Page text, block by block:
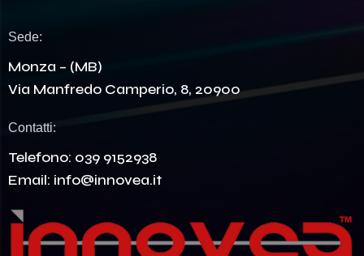
Sede:
Monza – (MB)
Via Manfredo Camperio, 8, 20900
Contatti:
Telefono: 039 9152938
Email: info@innovea.it